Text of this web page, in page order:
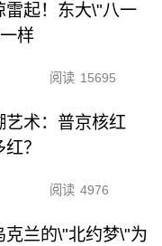
雷起！东大\"八一
样
阅读 15695
艺术：普京核红
？
阅读 4976
克兰的\"北约梦\"为